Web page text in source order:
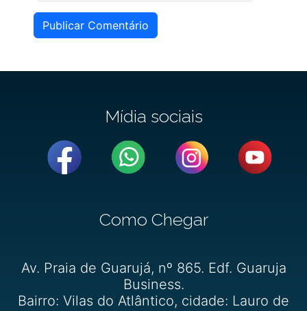
Publicar Comentário
Mídia sociais
Como Chegar
Av. Praia de Guarujá, nº 865. Edf. Guaruja
Business.
Bairro: Vilas do Atlântico, cidade: Lauro de